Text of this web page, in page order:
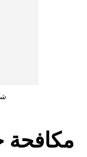
مكافحة